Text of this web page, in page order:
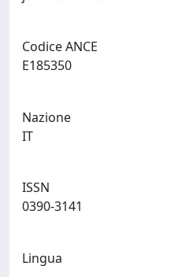
Codice ANCE
Nazione
ISSN
Lingua